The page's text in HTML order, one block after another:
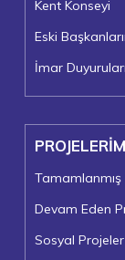
Kent Konseyi
Eski
İmar Duyuruları
Devam Eden
Sosyal Projeler